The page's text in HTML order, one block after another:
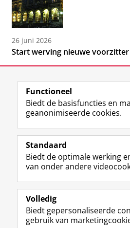
26 juni 2026
Start werving nieuwe
Volg de RUG
F
a
e
b
o
p
a
Studiekiezers
Alumni
Over ons
Functioneel
Biedt de basisfuncties en
geanonimiseerde cookies.
Standaard
Biedt de optimale werking
van onder andere
Volledig
Biedt gepersonaliseerde
gebruik van